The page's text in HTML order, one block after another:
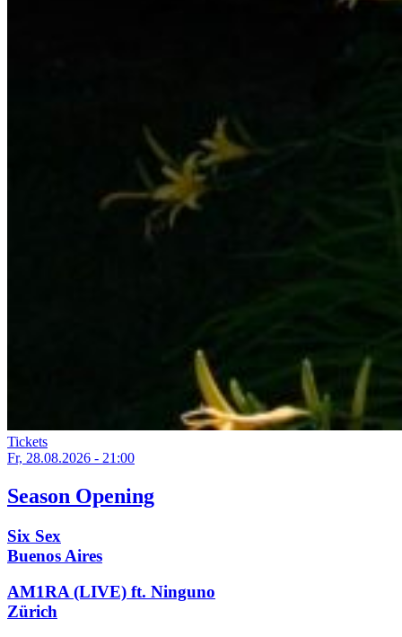
Tickets
Fr, 28.08.2026 - 21:00
Season Opening
Six Sex
Buenos Aires
AM1RA (LIVE) ft. Ninguno
Zürich